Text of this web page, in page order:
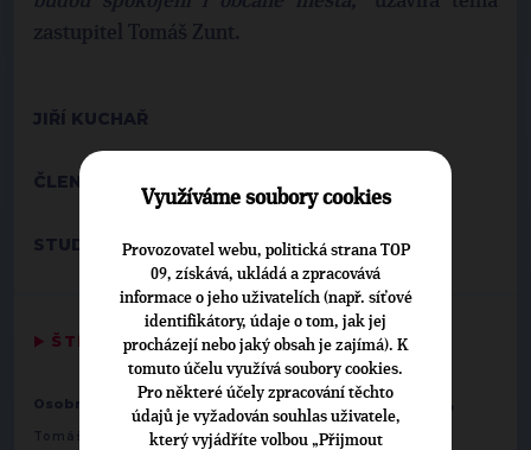
zastupitel Tomáš Zunt.
JIŘÍ KUCHAŘ
ČLEN TOP 09 ČESKÝ KRUMLOV
STUDENT GYMNÁZIA V Č.KRUMLOVĚ
▶ ŠTÍTKY◀
Osobnosti: , Tomáš Novák , ,
Tomáš Zunt
Využíváme soubory cookies
Provozovatel webu, politická strana TOP
09, získává, ukládá a zpracovává
informace o jeho uživatelích (např. síťové
identifikátory, údaje o tom, jak jej
procházejí nebo jaký obsah je zajímá). K
tomuto účelu využívá soubory cookies.
Pro některé účely zpracování těchto
údajů je vyžadován souhlas uživatele,
který vyjádříte volbou „Přijmout